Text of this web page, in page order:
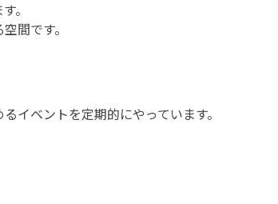
。
間です。
イベントを定期的にやっています。